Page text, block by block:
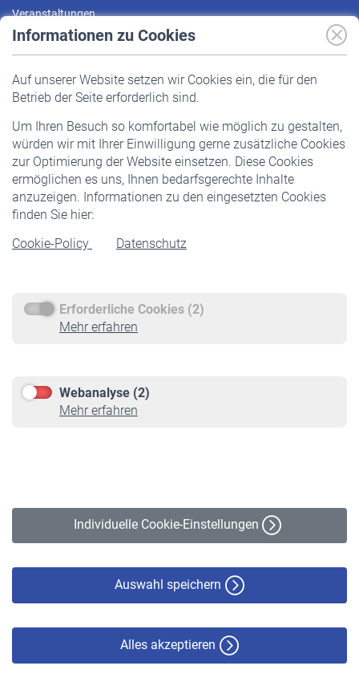
Informationen zu Cookies
Auf unserer Website setzen wir Cookies ein, die für den
Betrieb der Seite erforderlich sind.
Um Ihren Besuch so komfortabel wie möglich zu gestalten,
würden wir mit Ihrer Einwilligung gerne zusätzliche Cookies
zur Optimierung der Website einsetzen. Diese Cookies
ermöglichen es uns, Ihnen bedarfsgerechte Inhalte
anzuzeigen. Informationen zu den eingesetzten Cookies
finden Sie hier:
Cookie-Policy
Datenschutz
Erforderliche Cookies (2)
Mehr erfahren
Webanalyse (2)
Mehr erfahren
Individuelle Cookie-Einstellungen
Auswahl speichern
Alles akzeptieren
Veranstaltungen
Pflichtversicherung
Staatliche Förderung
Veranstaltungen
Rentner
Rentenbeginn
Rente beantragen
Service
Informationen
Online-Rechner
VBLnewsletter
Erklärung zur Barrierefreiheit
© VBL 2026